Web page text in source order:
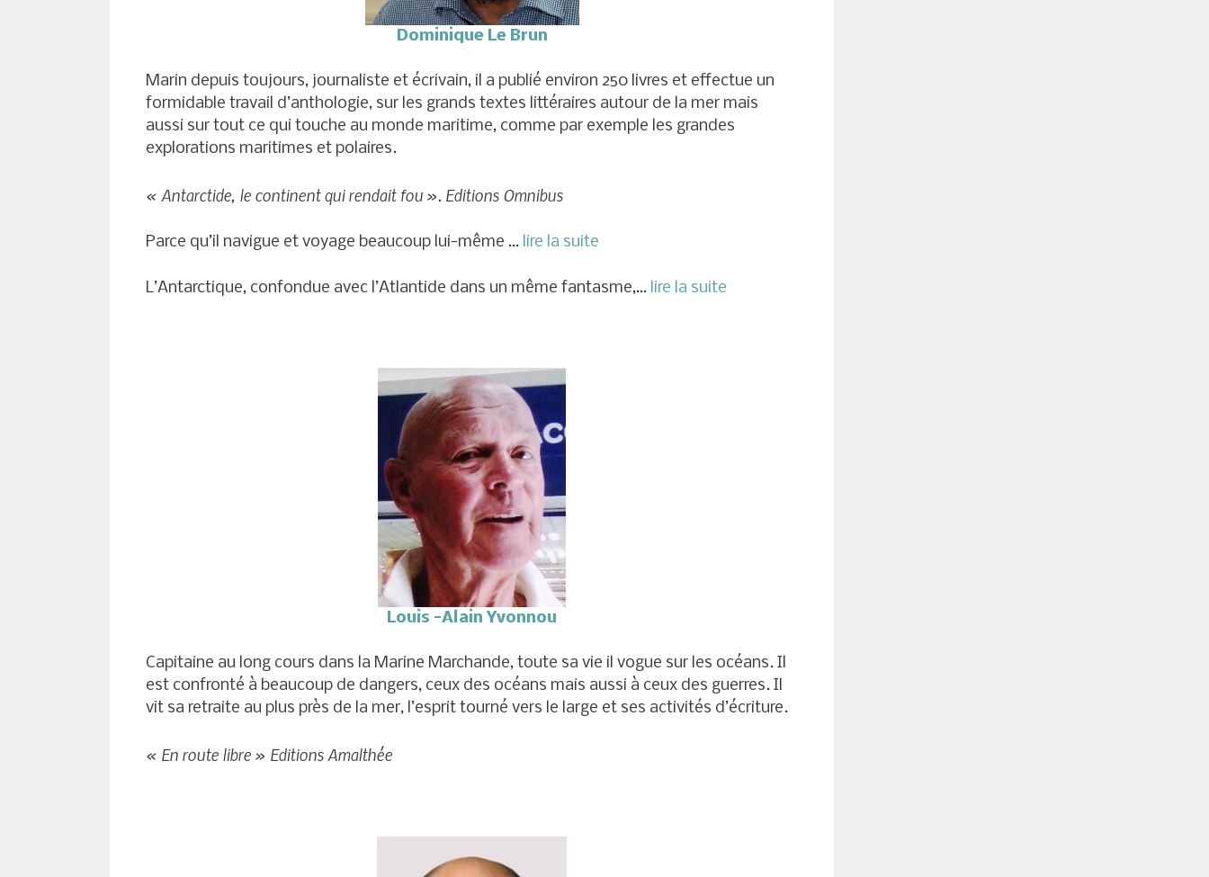
Dominique Le Brun
Marin depuis toujours, journaliste et écrivain, il a publié environ 250 livres et effectue un
formidable travail d’anthologie, sur les grands textes littéraires autour de la mer mais
aussi sur tout ce qui touche au monde maritime, comme par exemple les grandes
explorations maritimes et polaires.
« Antarctide, le continent qui rendait fou ». Editions Omnibus
Parce qu’il navigue et voyage beaucoup lui-même … lire la suite
L’Antarctique, confondue avec l’Atlantide dans un même fantasme,… lire la suite
Louis -Alain Yvonnou
Capitaine au long cours dans la Marine Marchande, toute sa vie il vogue sur les océans. Il
est confronté à beaucoup de dangers, ceux des océans mais aussi à ceux des guerres. Il
vit sa retraite au plus près de la mer, l’esprit tourné vers le large et ses activités d’écriture.
« En route libre » Editions Amalthée